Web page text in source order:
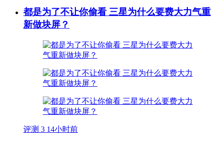
都是为了不让你偷看 三星为什么要费大力气重
新做块屏？
评测 3 14小时前